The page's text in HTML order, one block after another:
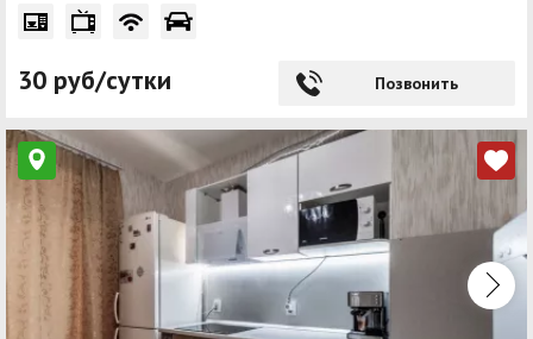
30 руб/сутки Позвонить